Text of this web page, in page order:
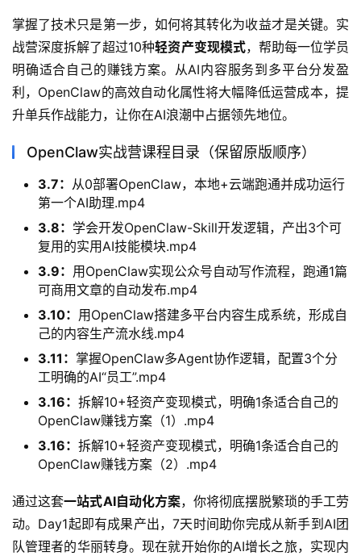
掌握了技术只是第一步，如何将其转化为收益才是关键。实
战营深度拆解了超过10种轻资产变现模式，帮助每一位学员
明确适合自己的赚钱方案。从AI内容服务到多平台分发盈
利，OpenClaw的高效自动化属性将大幅降低运营成本，提
升单兵作战能力，让你在AI浪潮中占据领先地位。
OpenClaw实战营课程目录（保留原版顺序）
3.7： 从0部署OpenClaw，本地+云端跑通并成功运行
第一个AI助理.mp4
3.8： 学会开发OpenClaw-Skill开发逻辑，产出3个可
复用的实用AI技能模块.mp4
3.9： 用OpenClaw实现公众号自动写作流程，跑通1篇
可商用文章的自动发布.mp4
3.10： 用OpenClaw搭建多平台内容生成系统，形成自
己的内容生产流水线.mp4
3.11： 掌握OpenClaw多Agent协作逻辑，配置3个分
工明确的AI“员工”.mp4
3.16： 拆解10+轻资产变现模式，明确1条适合自己的
OpenClaw赚钱方案（1）.mp4
3.16： 拆解10+轻资产变现模式，明确1条适合自己的
OpenClaw赚钱方案（2）.mp4
通过这套一站式AI自动化方案，你将彻底摆脱繁琐的手工劳
动。Day1起即有成果产出，7天时间助你完成从新手到AI团
队管理者的华丽转身。现在就开始你的AI增长之旅，实现内